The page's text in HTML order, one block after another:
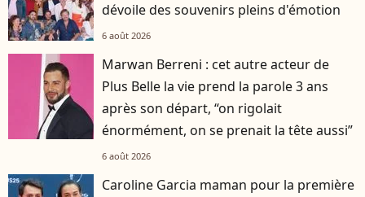
dévoile des souvenirs pleins d'émotion
6 août 2026
Marwan Berreni : cet autre acteur de
Plus Belle la vie prend la parole 3 ans
après son départ, “on rigolait
énormément, on se prenait la tête aussi”
6 août 2026
Caroline Garcia maman pour la première